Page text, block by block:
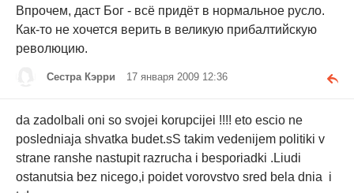
Впрочем, даст Бог - всё придёт в нормальное русло.
Как-то не хочется верить в великую прибалтийскую
революцию.
Сестра Кэрри 17 января 2009 12:36
da zadolbali oni so svojei korupcijei !!!! eto escio ne
posledniaja shvatka budet.sS takim vedenijem politiki v
strane ranshe nastupit razrucha i besporiadki .Liudi
ostanutsia bez nicego,i poidet vorovstvo sred bela dnia i